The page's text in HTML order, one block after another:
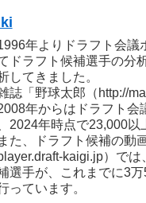
年よりドラフト会議
ドラフト候補選手の分
してきました。
誌「野球太郎（http://
年からはドラフト会
2024年時点で23,000以
た、ドラフト候補の動
player.draft-kaigi.jp）で
選手が、これまでに3
っています。